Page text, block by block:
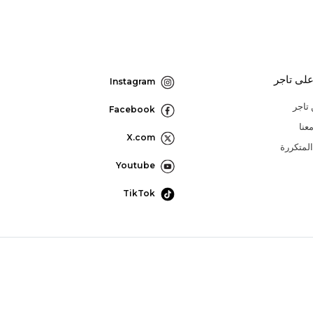
تاجر Instagram
Facebook
X.com
Youtube
TikTok